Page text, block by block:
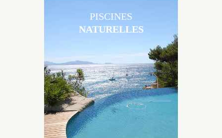
Les piscines en béton naturelles Jacques Brens sont
originales, elles s’intègrent parfaitement à leur
environnement grâce à un jeu de volume et de
matière sur-mesure conçu par notre bureau d’étude
spécialisé.
PISCINES
NATURELLES